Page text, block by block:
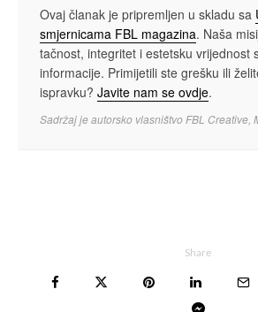
Ovaj članak je pripremljen u skladu sa
smjernicama FBL magazina. Naša
tačnost, integritet i estetsku vrijednost
informacije. Primijetili ste grešku ili
ispravku? Javite nam se ovdje.
Sadržaj je autorsko vlasništvo FBL Creative,
Share